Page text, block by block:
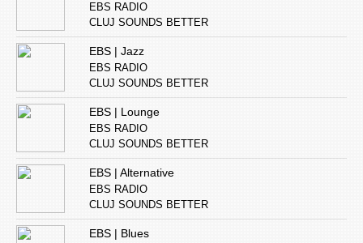
EBS RADIO
CLUJ SOUNDS BETTER
EBS | Jazz
EBS RADIO
CLUJ SOUNDS BETTER
EBS | Lounge
EBS RADIO
CLUJ SOUNDS BETTER
EBS | Alternative
EBS RADIO
CLUJ SOUNDS BETTER
EBS | Blues